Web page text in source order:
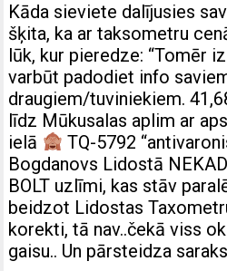
Kāda sieviete dalījusies
šķita, ka ar taksometru
lūk, kur pieredze: “Tomēr
varbūt padodiet info
draugiem/tuviniekiem.
līdz Mūkusalas aplim ar
ielā
TQ-5792
Bogdanovs Lidostā
BOLT uzlīmi, kas stāv
beidzot Lidostas
korekti, tā nav..čekā viss
gaisu.. Un pārsteidza